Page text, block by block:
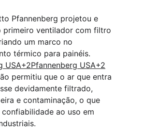
Pfannenberg projetou e
primeiro ventilador com filtro
um marco no
térmico para painéis.
USA+2Pfannenberg USA+2
permitiu que o ar que entra
devidamente filtrado,
e contaminação, o que
ao uso em